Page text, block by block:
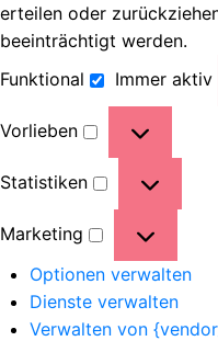
erteilen oder
beeinträchtigt werden.
Funktional
Immer aktiv
Vorlieben
Statistiken
Marketing
Optionen verwalten
Dienste verwalten
Verwalten von